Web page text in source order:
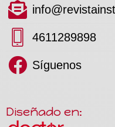
4611289898
Síguenos
Diseñado en: